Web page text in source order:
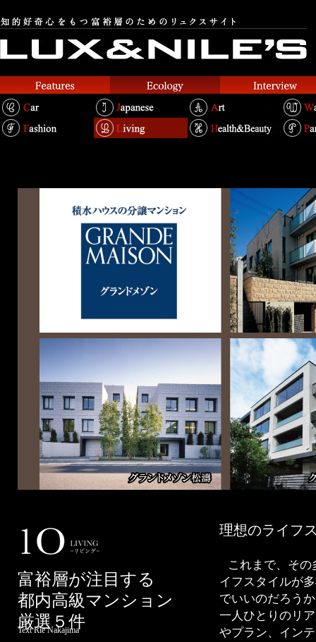
富裕層が注目する
都内高級マンション
厳選５件
Text Rie Nakajima
理想のライフ
これまで、そ
イフスタイルが
でいいのだろう
一人ひとりのリ
やプラン、イン